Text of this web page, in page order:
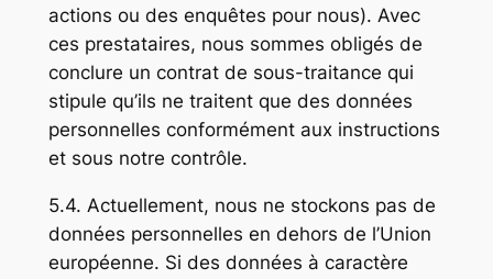
actions ou des enquêtes pour nous). Avec
ces prestataires, nous sommes obligés de
conclure un contrat de sous-traitance qui
stipule qu’ils ne traitent que des données
personnelles conformément aux instructions
et sous notre contrôle.
5.4. Actuellement, nous ne stockons pas de
données personnelles en dehors de l’Union
européenne. Si des données à caractère